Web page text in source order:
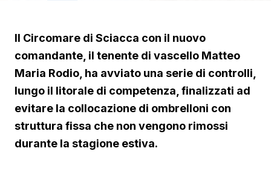
Il Circomare di Sciacca con il nuovo
comandante, il tenente di vascello Matteo
Maria Rodio, ha avviato una serie di controlli,
lungo il litorale di competenza, finalizzati ad
evitare la collocazione di ombrelloni con
struttura fissa che non vengono rimossi
durante la stagione estiva.